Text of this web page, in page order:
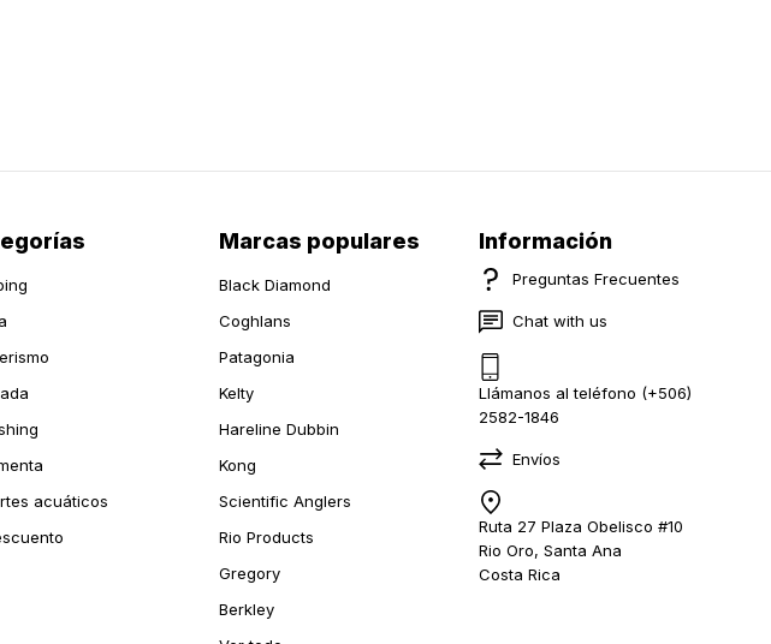
acuáticos
Marcas populares
Black Diamond
Coghlans
Patagonia
Kelty
Hareline Dubbin
Kong
Scientific Anglers
Rio Products
Gregory
Berkley
Información
Preguntas Frecuentes
Chat with us
Llámanos al teléfono (+506)
2582-1846
Envíos
Ruta 27 Plaza Obelisco #10
Rio Oro, Santa Ana
Costa Rica